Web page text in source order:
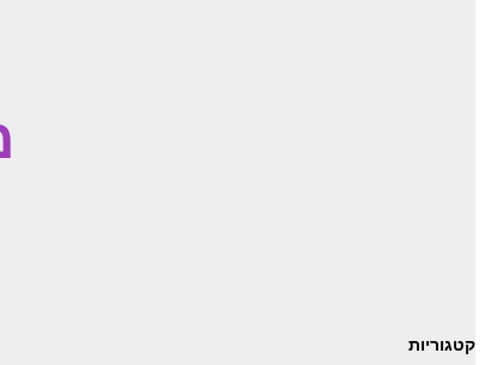
קטגוריות